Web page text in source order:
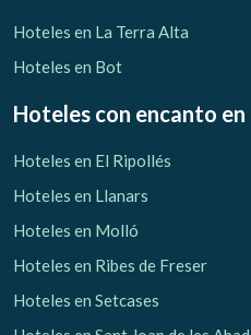
Hoteles en La Terra Alta
Hoteles en Bot
Hoteles con encanto
Hoteles en El Ripollés
Hoteles en Llanars
Hoteles en Molló
Hoteles en Ribes de Freser
Hoteles en Setcases